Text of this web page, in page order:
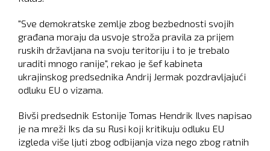
"Sve demokratske zemlje zbog bezbednosti svojih
građana moraju da usvoje stroža pravila za prijem
ruskih državljana na svoju teritoriju i to je trebalo
uraditi mnogo ranije", rekao je šef kabineta
ukrajinskog predsednika Andrij Jermak pozdravljajući
odluku EU o vizama.
Bivši predsednik Estonije Tomas Hendrik Ilves napisao
je na mreži Iks da su Rusi koji kritikuju odluku EU
izgleda više ljuti zbog odbijanja viza nego zbog ratnih